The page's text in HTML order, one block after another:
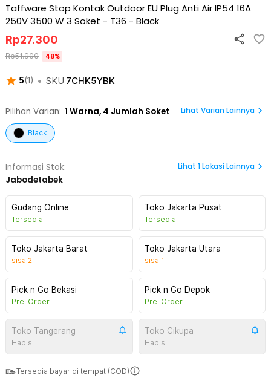
Taffware Stop Kontak Outdoor EU Plug Anti Air IP54 16A
250V 3500 W 3 Soket - T36 - Black
5(1 ) • SKU 7CHK5YBK
Rp27.300
Rp51.900 48%
Pilihan Varian: 1 Warna, 4 Jumlah Soket Lihat Varian Lainnya
Black
Informasi Stok:
Jabodetabek
Lihat 1Lokasi Lainnya
Gudang Online
Tersedia
Toko Jakarta Pusat
Tersedia
Toko Jakarta Barat
sisa 2
Toko Jakarta Utara
sisa 1
Pick n Go Bekasi
Pre-Order
Pick n Go Depok
Pre-Order
Toko Tangerang
Habis
Toko Cikupa
Habis
Tersedia bayar di tempat (COD)